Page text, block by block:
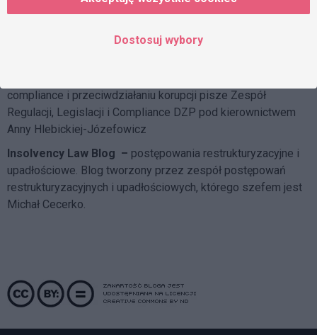
Blog tworzy Praktyka Infrastruktury i Energetyki, której
compliance i przeciwdziałaniu korupcji pisze Zespół
Regulacji, Legislacji i Compliance DZP pod kierownictwem
Anny Hlebickiej-Józefowicz
Insolvency Law Blog – postępowania restrukturyzacyjne i
upadłościowe. Blog tworzony przez zespół postępowań
restrukturyzacyjnych i upadłościowych, którego szefem jest
Michał Cecerko.
Dostosuj wybory